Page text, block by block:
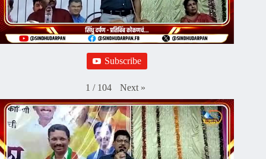
Subscribe
1 / 104 Next »